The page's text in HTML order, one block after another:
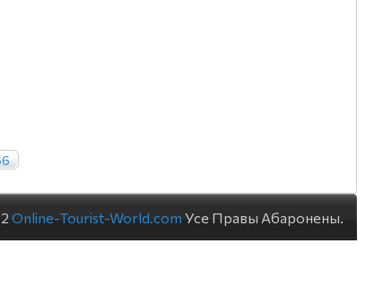
Online-Tourist-World.com Усе Правы Абаронены.